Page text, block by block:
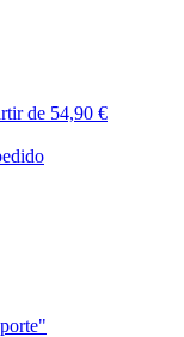
de 54,90 €